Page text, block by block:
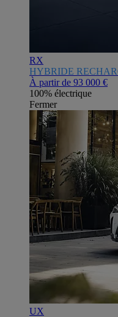
RX
HYBRIDE
À partir de 93 000 €
100% électrique
Fermer
UX